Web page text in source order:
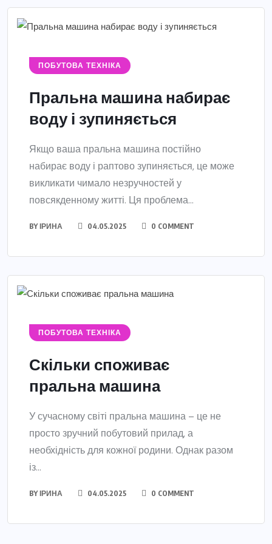
ПОБУТОВА ТЕХНІКА
Пральна машина набирає
воду і зупиняється
Якщо ваша пральна машина постійно
набирає воду і раптово зупиняється, це може
викликати чимало незручностей у
повсякденному житті. Ця проблема...
BYІРИНА 04.05.2025 0 COMMENT
ПОБУТОВА ТЕХНІКА
Скільки споживає
пральна машина
У сучасному світі пральна машина – це не
просто зручний побутовий прилад, а
необхідність для кожної родини. Однак разом
із...
BYІРИНА 04.05.2025 0 COMMENT